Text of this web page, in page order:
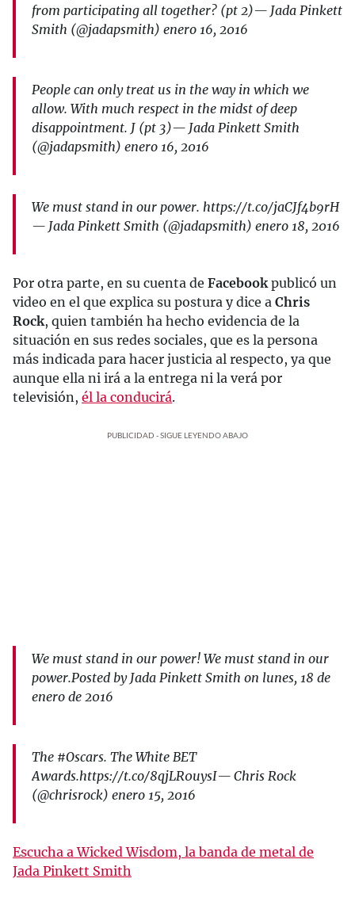
from participating all together? (pt 2)— Jada Pinkett
Smith (@jadapsmith) enero 16, 2016
People can only treat us in the way in which we
allow. With much respect in the midst of deep
disappointment. J (pt 3)— Jada Pinkett Smith
(@jadapsmith) enero 16, 2016
We must stand in our power. https://t.co/jaCJf4b9rH
— Jada Pinkett Smith (@jadapsmith) enero 18, 2016
Por otra parte, en su cuenta de Facebookpublicó un
video en el que explica su postura y dice a Chris
Rock, quien también ha hecho evidencia de la
situación en sus redes sociales, que es la persona
más indicada para hacer justicia al respecto, ya que
aunque ella ni irá a la entrega ni la verá por
televisión, él la conducirá.
PUBLICIDAD - SIGUE LEYENDO ABAJO
We must stand in our power! We must stand in our
power.Posted by Jada Pinkett Smith on lunes, 18 de
enero de 2016
The #Oscars. The White BET
Awards.https://t.co/8qjLR0uysI— Chris Rock
(@chrisrock) enero 15, 2016
Escucha a Wicked Wisdom, la banda de metal de
Jada Pinkett Smith